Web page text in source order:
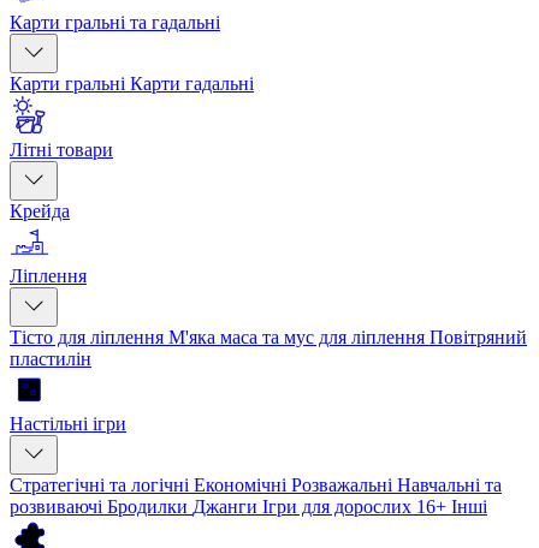
Карти гральні та гадальні
Карти гральні Карти гадальні
Літні товари
Крейда
Ліплення
Тісто для ліплення М'яка маса та мус для ліплення Повітряний
пластилін
Настільні ігри
Стратегічні та логічні Економічні Розважальні Навчальні та
розвиваючі Бродилки Джанги Ігри для дорослих 16+ Інші